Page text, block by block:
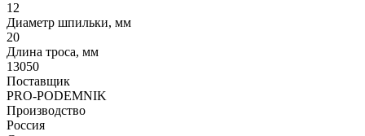
12
Диаметр шпильки, мм
20
Длина троса, мм
13050
Поставщик
PRO-PODEMNIK
Производство
Россия